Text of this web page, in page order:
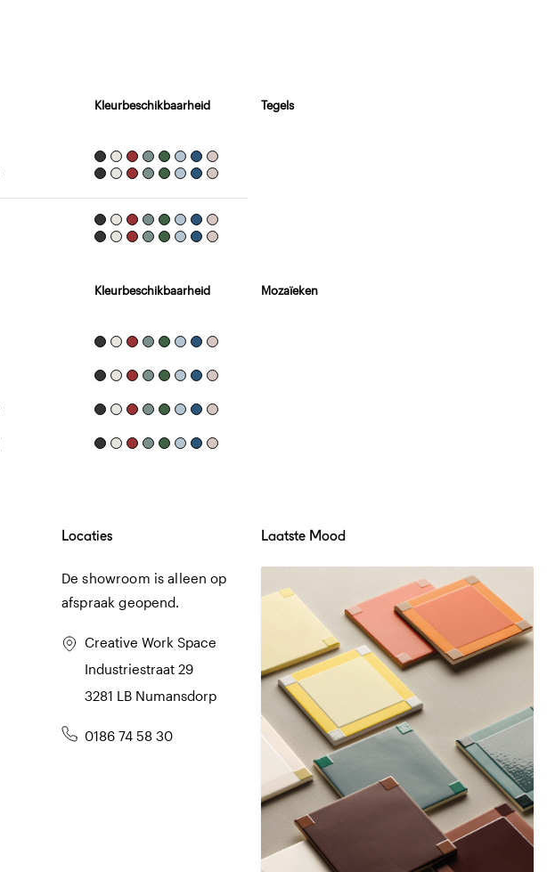
Kleurbeschikbaarheid Tegels
Kleurbeschikbaarheid Mozaïeken
Laatste Mood
Locaties
De showroom is alleen op
afspraak geopend.
Creative Work Space
Industriestraat 29
3281 LB Numansdorp
0186 74 58 30